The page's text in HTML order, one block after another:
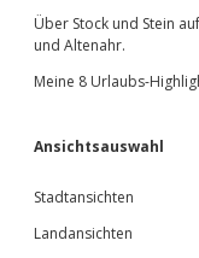
Über Stock und Stein
und Altenahr.
Meine 8 Urlaubs-
Ansichtsauswahl
Stadtansichten
Landansichten